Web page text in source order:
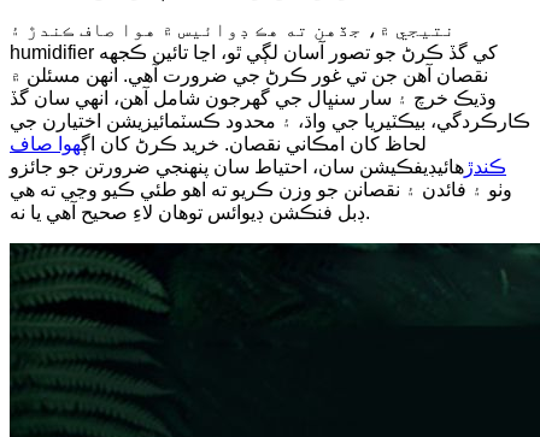
نتيجي ۾، جڏهن ته هڪ ڊوائيس ۾ هوا صاف ڪندڙ ۽
humidifier کي گڏ ڪرڻ جو تصور آسان لڳي ٿو، اڃا تائين ڪجهه
نقصان آهن جن تي غور ڪرڻ جي ضرورت آهي. انهن مسئلن ۾
وڌيڪ خرچ ۽ سار سنڀال جي گهرجون شامل آهن، انهي سان گڏ
ڪارڪردگي، بيڪٽيريا جي واڌ، ۽ محدود ڪسٽمائيزيشن اختيارن جي
لحاظ کان امڪاني نقصان. خريد ڪرڻ کان اڳهوا صاف
ڪندڙهائيڊيفڪيشن سان، احتياط سان پنهنجي ضرورتن جو جائزو
وٺو ۽ فائدن ۽ نقصانن جو وزن ڪريو ته اهو طئي ڪيو وڃي ته هي
ڊبل فنڪشن ڊيوائس توهان لاءِ صحيح آهي يا نه.